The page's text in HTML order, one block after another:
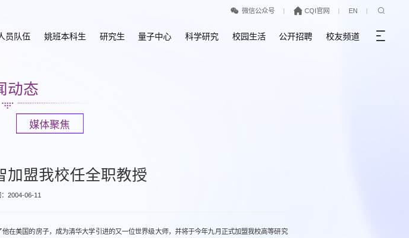
微信公众号 CQI官网 EN
员队伍 姚班本科生 研究生 量子中心 科学研究 校园生活 公开招聘 校友频道
动态
媒体聚焦
加盟我校任全职教授
2004-06-11
在美国的房子，成为清华大学引进的又一位世界级大师，并将于今年九月正式加盟我校高等研究